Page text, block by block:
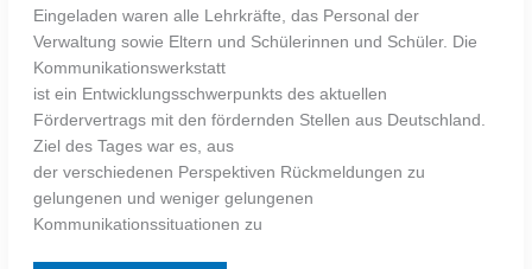
Eingeladen waren alle Lehrkräfte, das Personal der
Verwaltung sowie Eltern und Schülerinnen und Schüler. Die
Kommunikationswerkstatt
ist ein Entwicklungsschwerpunkts des aktuellen
Fördervertrags mit den fördernden Stellen aus Deutschland.
Ziel des Tages war es, aus
der verschiedenen Perspektiven Rückmeldungen zu
gelungenen und weniger gelungenen
Kommunikationssituationen zu